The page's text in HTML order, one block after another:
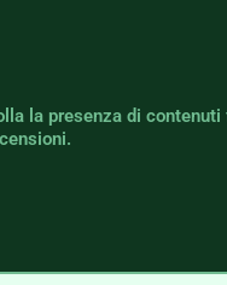
la presenza di